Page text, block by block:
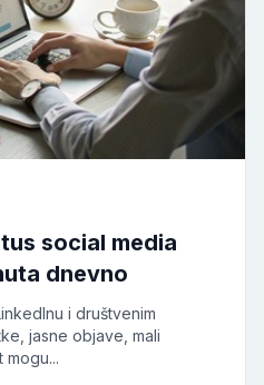
social media
dnevno
i društvenim
jasne objave, mali